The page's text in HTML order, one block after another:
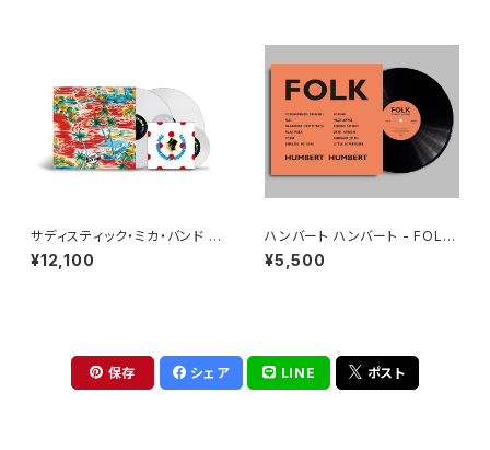
サディスティック・ミカ・バンド -
サディスティック・ミカ・バンド[1
00％ Pure LP](2LP重量盤+
¥12,100
ハンバート ハンバート - FOLK
(LP)
¥5,500
保存 シェア LINE ポスト